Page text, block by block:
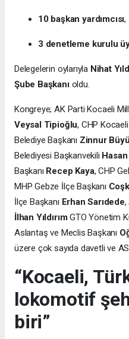
10 başkan yardımcısı,
3 denetleme kurulu
Delegelerin oylarıyla Nihat
Şube Başkanıoldu.
Kongreye; AK Parti Kocaeli
Veysal Tipioğlu, CHP
Belediye Başkanı Zinnur
Belediyesi Başkanvekili
Başkanı Recep Kaya, CHP
MHP Gebze İlçe Başkanı
İlçe Başkanı Erhan Sarıdede,
İlhan YıldırımGTO Yönetim
Aslantaş ve Meclis Başkanı
üzere çok sayıda davetli ve
“Kocaeli,
lokomotif
biri”